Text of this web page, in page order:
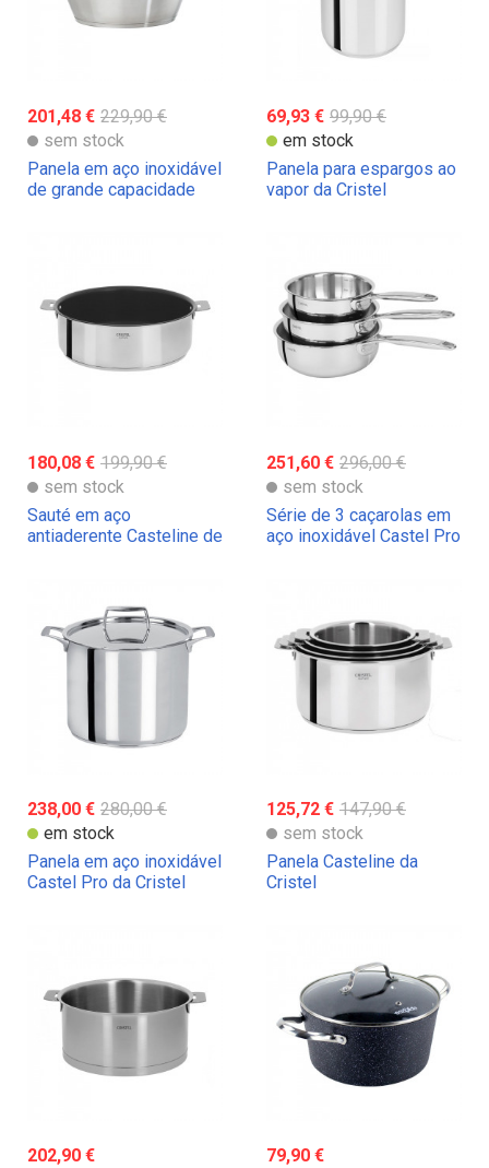
201,48 € 229,90 €
sem stock
Panela em aço inoxidável
de grande capacidade
69,93 € 99,90 €
em stock
Panela para espargos ao
vapor da Cristel
180,08 € 199,90 €
sem stock
Sauté em aço
antiaderente Casteline de
251,60 € 296,00 €
sem stock
Série de 3 caçarolas em
aço inoxidável Castel Pro
238,00 € 280,00 €
em stock
Panela em aço inoxidável
Castel Pro da Cristel
125,72 € 147,90 €
sem stock
Panela Casteline da
Cristel
202,90 €
79,90 €